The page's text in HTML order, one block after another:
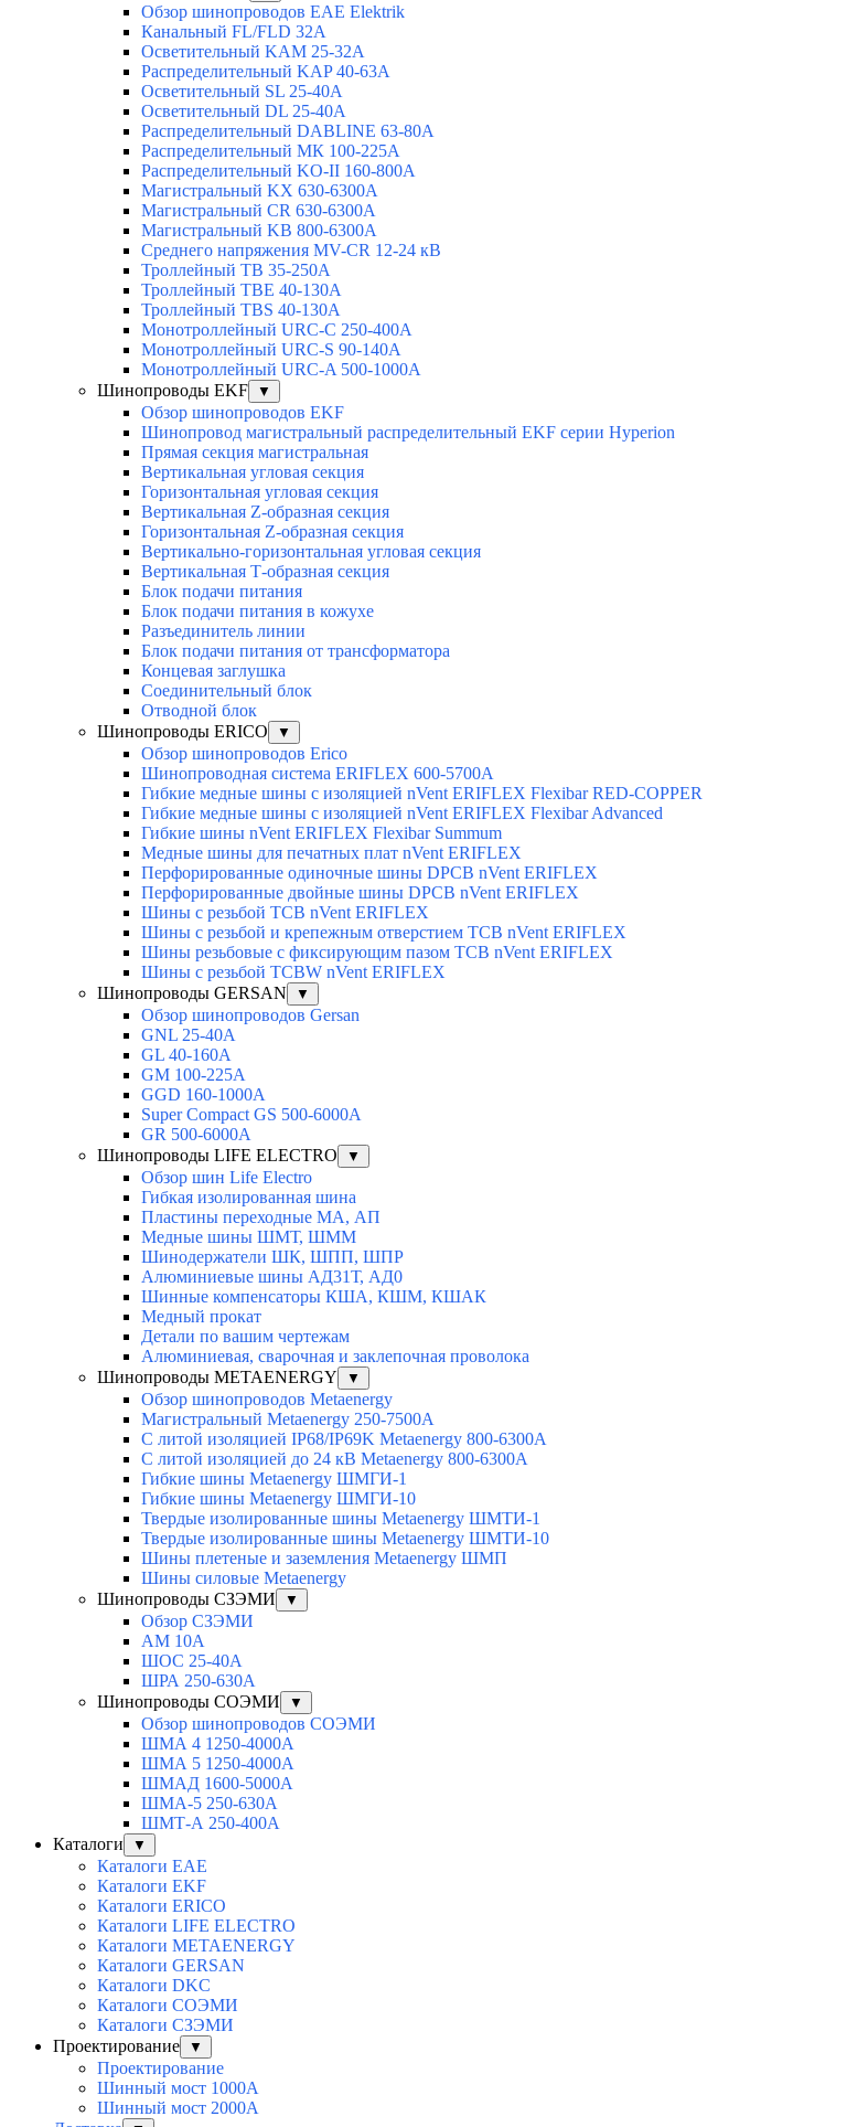
Обзор шинопроводов EAE Elektrik
Канальный FL/FLD 32A
Осветительный KAM 25-32А
Распределительный KAP 40-63A
Осветительный SL 25-40А
Осветительный DL 25-40А
Распределительный DABLINE 63-80A
Распределительный МК 100-225А
Распределительный KO-II 160-800А
Магистральный KX 630-6300А
Магистральный CR 630-6300А
Магистральный KB 800-6300А
Среднего напряжения MV-CR 12-24 кВ
Троллейный TB 35-250A
Троллейный TBE 40-130A
Троллейный TBS 40-130A
Монотроллейный URC-C 250-400A
Монотроллейный URC-S 90-140A
Монотроллейный URC-A 500-1000A
Шинопроводы EKF
▼
Обзор шинопроводов EKF
Шинопровод магистральный распределительный EKF серии Hyperion
Прямая секция магистральная
Вертикальная угловая секция
Горизонтальная угловая секция
Вертикальная Z-образная секция
Горизонтальная Z-образная секция
Вертикально-горизонтальная угловая секция
Вертикальная Т-образная секция
Блок подачи питания
Блок подачи питания в кожухе
Разъединитель линии
Блок подачи питания от трансформатора
Концевая заглушка
Соединительный блок
Отводной блок
Шинопроводы ERICO
▼
Обзор шинопроводов Erico
Шинопроводная система ERIFLEX 600-5700A
Гибкие медные шины с изоляцией nVent ERIFLEX Flexibar RED-COPPER
Гибкие медные шины с изоляцией nVent ERIFLEX Flexibar Advanced
Гибкие шины nVent ERIFLEX Flexibar Summum
Медные шины для печатных плат nVent ERIFLEX
Перфорированные одиночные шины DPCB nVent ERIFLEX
Перфорированные двойные шины DPCB nVent ERIFLEX
Шины с резьбой TCB nVent ERIFLEX
Шины с резьбой и крепежным отверстием TCB nVent ERIFLEX
Шины резьбовые с фиксирующим пазом TCB nVent ERIFLEX
Шины с резьбой TCBW nVent ERIFLEX
Шинопроводы GERSAN
▼
Обзор шинопроводов Gersan
GNL 25-40A
GL 40-160A
GM 100-225A
GGD 160-1000A
Super Compact GS 500-6000A
GR 500-6000A
Шинопроводы LIFE ELECTRO
▼
Обзор шин Life Electro
Гибкая изолированная шина
Пластины переходные МА, АП
Медные шины ШМТ, ШММ
Шинодержатели ШК, ШПП, ШПР
Алюминиевые шины АД31Т, АД0
Шинные компенсаторы КША, КШМ, КШАК
Медный прокат
Детали по вашим чертежам
Алюминиевая, cварочная и заклепочная проволока
Шинопроводы METAENERGY
▼
Обзор шинопроводов Metaenergy
Магистральный Metaenergy 250-7500A
С литой изоляцией IP68/IP69K Metaenergy 800-6300A
С литой изоляцией до 24 кВ Metaenergy 800-6300A
Гибкие шины Metaenergy ШМГИ-1
Гибкие шины Metaenergy ШМГИ-10
Твердые изолированные шины Metaenergy ШМТИ-1
Твердые изолированные шины Metaenergy ШМТИ-10
Шины плетеные и заземления Metaenergy ШМП
Шины силовые Metaenergy
Шинопроводы СЗЭМИ
▼
Обзор СЗЭМИ
АМ 10А
ШОС 25-40А
ШРА 250-630А
Шинопроводы СОЭМИ
▼
Обзор шинопроводов СОЭМИ
ШМА 4 1250-4000А
ШМА 5 1250-4000А
ШМАД 1600-5000А
ШМА-5 250-630А
ШМТ-А 250-400А
Каталоги
▼
Каталоги EAE
Каталоги EKF
Каталоги ERICO
Каталоги LIFE ELECTRO
Каталоги METAENERGY
Каталоги GERSAN
Каталоги DKC
Каталоги СОЭМИ
Каталоги СЗЭМИ
Проектирование
▼
Проектирование
Шинный мост 1000А
Шинный мост 2000А